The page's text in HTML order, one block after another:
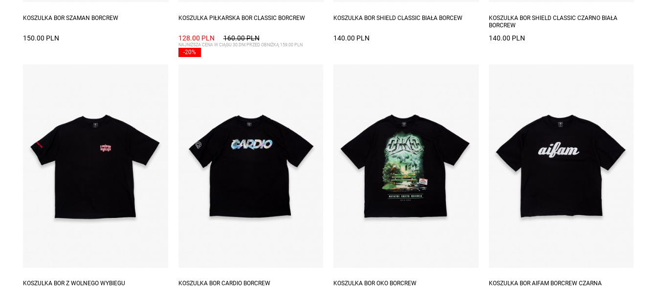
KOSZULKA BOR SZAMAN BORCREW
150.00 PLN
KOSZULKA PIŁKARSKA BOR CLASSIC BORCREW
128.00 PLN 160.00 PLN
-20%
NAJNIŻSZA CENA W CIĄGU 30 DNI PRZED OBNIŻKĄ 159.00 PLN
KOSZULKA BOR SHIELD CLASSIC BIAŁA BORCEW
140.00 PLN
KOSZULKA BOR SHIELD CLASSIC CZARNO BIAŁA
BORCREW
140.00 PLN
KOSZULKA BOR Z WOLNEGO WYBIEGU KOSZULKA BOR CARDIO BORCREW KOSZULKA BOR OKO BORCREW KOSZULKA BOR AIFAM BORCREW CZARNA